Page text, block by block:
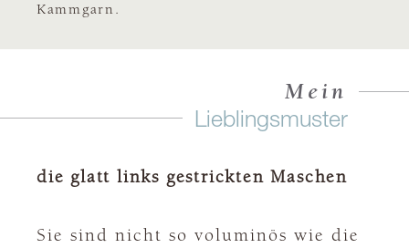
Kammgarn.
Mein
Lieblingsmuster
die glatt links gestrickten Maschen
Sie sind nicht so voluminös wie die